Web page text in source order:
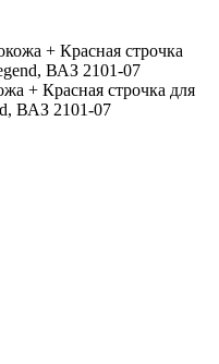
+ Красная строчка для
ВАЗ 2101-07